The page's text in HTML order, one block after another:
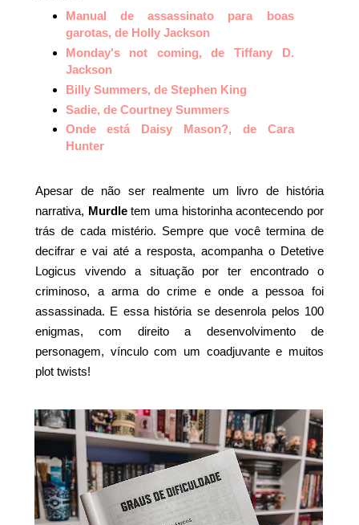
Manual de assassinato para boas
garotas, de Holly Jackson
Monday's not coming, de Tiffany D.
Jackson
Billy Summers, de Stephen King
Sadie, de Courtney Summers
Onde está Daisy Mason?, de Cara
Hunter
Apesar de não ser realmente um livro de história
narrativa, Murdletem uma historinha acontecendo por
trás de cada mistério. Sempre que você termina de
decifrar e vai até a resposta, acompanha o Detetive
Logicus vivendo a situação por ter encontrado o
criminoso, a arma do crime e onde a pessoa foi
assassinada. E essa história se desenrola pelos 100
enigmas, com direito a desenvolvimento de
personagem, vínculo com um coadjuvante e muitos
plot twists!